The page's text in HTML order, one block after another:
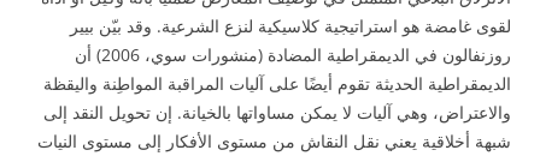
لقوى غامضة هو استراتيجية كلاسيكية لنزع الشرعية. وقد بيّن بيير
روزنفالون في الديمقراطية المضادة (منشورات سوي، 2006) أن
الديمقراطية الحديثة تقوم أيضًا على آليات المراقبة المواطِنة واليقظة
والاعتراض، وهي آليات لا يمكن مساواتها بالخيانة. إن تحويل النقد إلى
شبهة أخلاقية يعني نقل النقاش من مستوى الأفكار إلى مستوى النيات